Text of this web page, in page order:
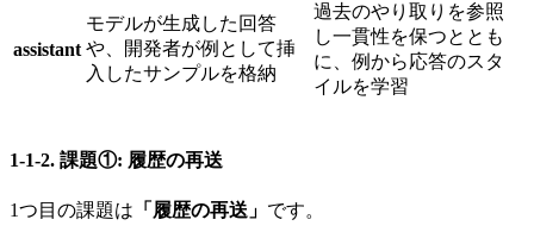
assistant
モデルが生成した回答
や、開発者が例として挿
入したサンプルを格納
過去のやり取りを参照
し一貫性を保つととも
に、例から応答のスタ
イルを学習
1-1-2. 課題①: 履歴の再送
1つ目の課題は 「履歴の再送」 です。